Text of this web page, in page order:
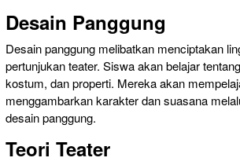
Desain Panggung
Desain panggung melibatkan menciptakan
pertunjukan teater. Siswa akan belajar
kostum, dan properti. Mereka akan
menggambarkan karakter dan suasana
desain panggung.
Teori Teater